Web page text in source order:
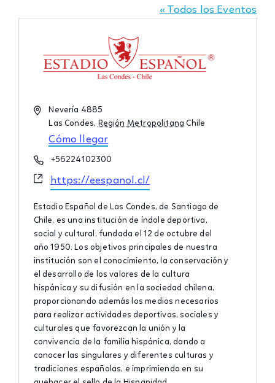
« Todos los Eventos
Dirección
Nevería 4885
Las Condes, Región Metropolitana Chile
Cómo llegar
Teléfono+56224102300
Websitehttps://eespanol.cl/
Estadio Español de Las Condes, de Santiago de
Chile, es una institución de índole deportiva,
social y cultural, fundada el 12 de octubre del
año 1950. Los objetivos principales de nuestra
institución son el conocimiento, la conservación y
el desarrollo de los valores de la cultura
hispánica y su difusión en la sociedad chilena,
proporcionando además los medios necesarios
para realizar actividades deportivas, sociales y
culturales que favorezcan la unión y la
convivencia de la familia hispánica, dando a
conocer las singulares y diferentes culturas y
tradiciones españolas, e imprimiendo en su